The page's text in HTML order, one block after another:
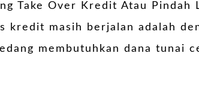
Take Over Kredit Atau
kredit masih berjalan adalah
membutuhkan dana tunai